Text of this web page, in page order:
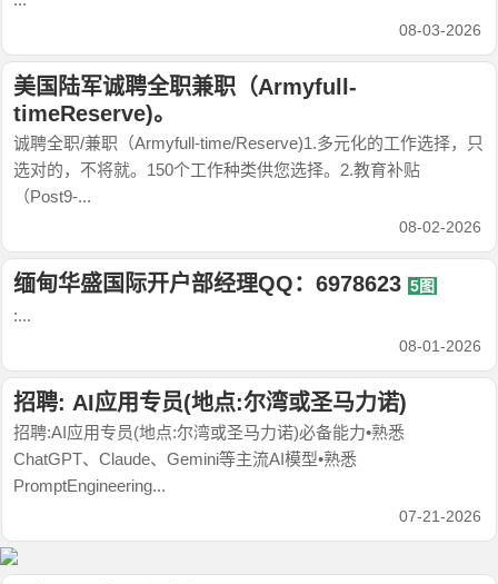
08-03-2026
美国陆军诚聘全职兼职（Armyfull-
timeReserve)。
诚聘全职/兼职（Armyfull-time/Reserve)1.多元化的工作选择，只
选对的，不将就。150个工作种类供您选择。2.教育补贴
（Post9-...
08-02-2026
缅甸华盛国际开户部经理QQ：6978623 5图
:...
08-01-2026
招聘: AI应用专员(地点:尔湾或圣马力诺)
招聘:AI应用专员(地点:尔湾或圣马力诺)必备能力•熟悉
ChatGPT、Claude、Gemini等主流AI模型•熟悉
PromptEngineering...
07-21-2026